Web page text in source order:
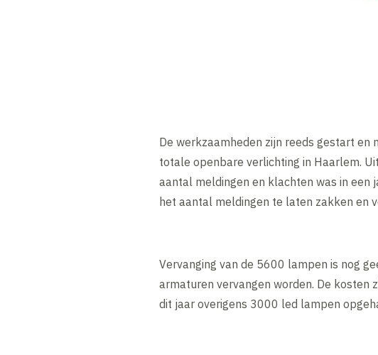
De werkzaamheden zijn reeds gestart en
totale openbare verlichting in Haarlem.
aantal meldingen en klachten was in een
het aantal meldingen te laten zakken en
Vervanging van de 5600 lampen is nog
armaturen vervangen worden. De kosten
dit jaar overigens 3000 led lampen